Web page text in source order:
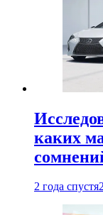
каких
2 года спустя